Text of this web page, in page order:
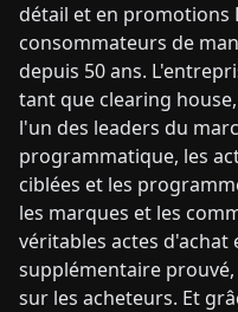
détail et en promotions
consommateurs de
depuis 50 ans.
tant que clearing
l'un des leaders du
programmatique, les
ciblées et les
les marques et les
véritables actes
supplémentaire
sur les acheteurs. Et